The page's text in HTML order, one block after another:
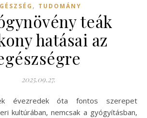
, TUDOMÁNY
teák
hatásai az
2025.09.27.
kultúrában, nemcsak a gyógyításban,